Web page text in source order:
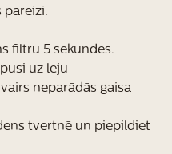
pareizi.
filtru 5 sekundes.
uz leju
neparādās gaisa
tvertnē un piepildiet